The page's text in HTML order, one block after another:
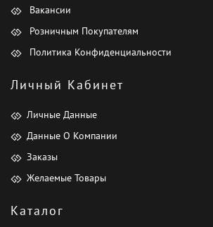
Вакансии
Розничным Покупателям
Политика Конфиденциальности
Личный Кабинет
Личные Данные
Данные О Компании
Заказы
Желаемые Товары
Каталог